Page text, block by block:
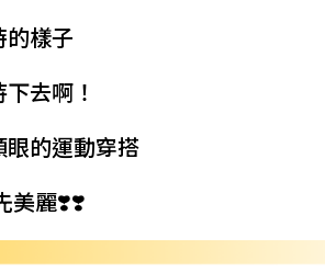
的樣子
去啊！
的運動穿搭
美麗❣️❣️